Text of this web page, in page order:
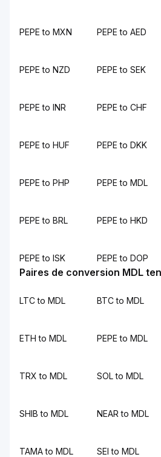
PEPE to MXN PEPE to AED
PEPE to NZD PEPE to SEK
PEPE to INR PEPE to CHF
PEPE to HUF PEPE to DKK
PEPE to PHP PEPE to MDL
PEPE to BRL PEPE to HKD
PEPE to ISK PEPE to DOP
Paires de conversion MDL
LTC to MDL BTC to MDL
ETH to MDL PEPE to MDL
TRX to MDL SOL to MDL
SHIB to MDL NEAR to MDL
TAMA to MDL SEI to MDL